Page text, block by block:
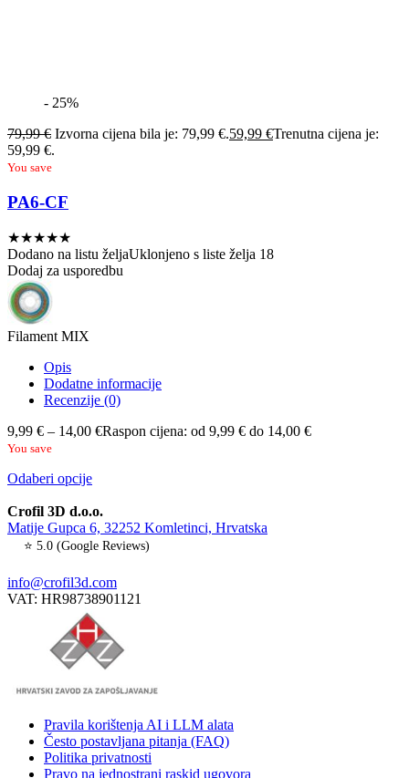
- 25%
79,99€ Izvorna cijena bila je: 79,99 €.59,99 €Trenutna cijena je:
59,99 €.
You save
PA6-CF
★★★★★
Dodano na listu željaUklonjeno s liste želja 18
Dodaj za usporedbu
Filament MIX
Opis
Dodatne informacije
Recenzije (0)
9,99 € – 14,00 €Raspon cijena: od 9,99 € do 14,00 €
You save
Odaberi opcije
Crofil 3D d.o.o.
Matije Gupca 6, 32252 Komletinci, Hrvatska
⭐ 5.0 (Google Reviews)
info@crofil3d.com
VAT: HR98738901121
Pravila korištenja AI i LLM alata
Često postavljana pitanja (FAQ)
Politika privatnosti
Pravo na jednostrani raskid ugovora